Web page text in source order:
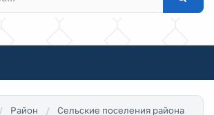
Район
Сельские поселения района